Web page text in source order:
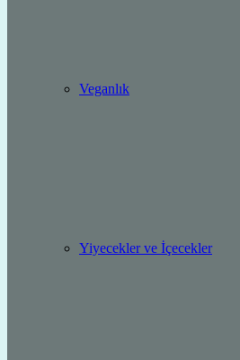
Veganlık
Yiyecekler ve İçecekler